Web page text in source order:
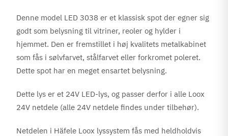
Denne model LED 3038 er et klassisk spot der egner sig
godt som belysning til vitriner, reoler og hylder i
hjemmet. Den er fremstillet i høj kvalitets metalkabinet
som fås i sølvfarvet, stålfarvet eller forkromet poleret.
Dette spot har en meget ensartet belysning.
Dette lys er et 24V LED-lys, og passer derfor i alle Loox
24V netdele (alle 24V netdele findes under tilbehør).
Netdelen i Häfele Loox lyssystem fås med heldholdvis